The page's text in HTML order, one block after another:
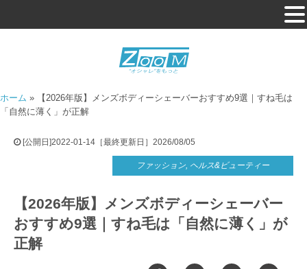
ホーム »
【2026年版】メンズボディーシェーバーおすすめ9選｜すね毛は
「自然に薄く」が正解
[公開日]2022-01-14［最終更新日］2026/08/05
ファッション, ヘルス&ビューティー
【2026年版】メンズボディーシェーバー
おすすめ9選｜すね毛は「自然に薄く」が
正解